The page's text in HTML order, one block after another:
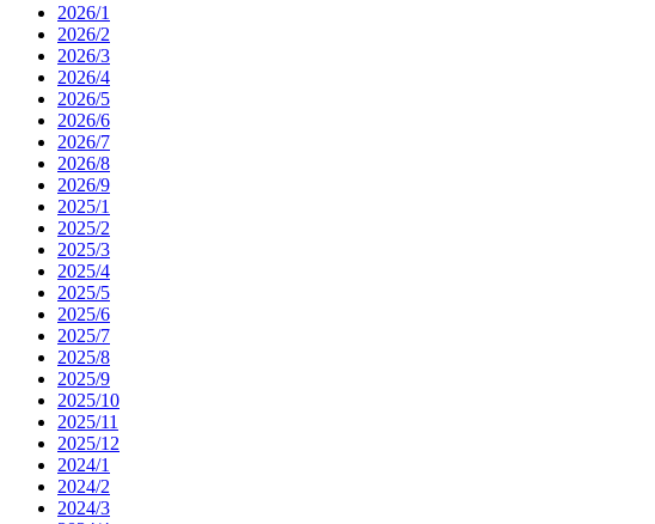
2026/1
2026/2
2026/3
2026/4
2026/5
2026/6
2026/7
2026/8
2026/9
2025/1
2025/2
2025/3
2025/4
2025/5
2025/6
2025/7
2025/8
2025/9
2025/10
2025/11
2025/12
2024/1
2024/2
2024/3